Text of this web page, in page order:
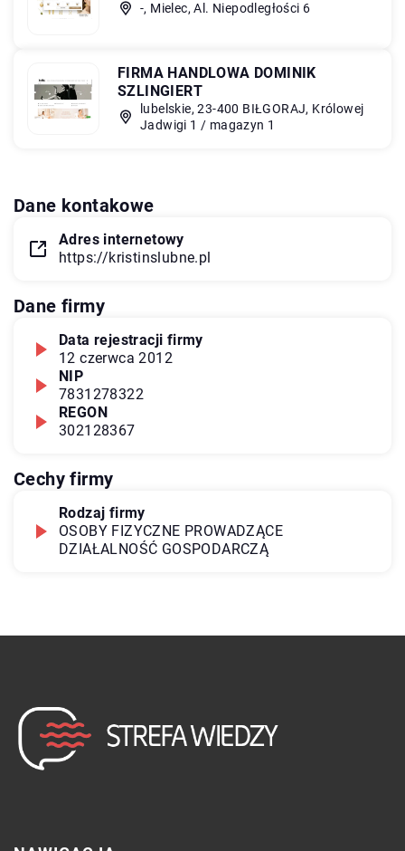
-, Mielec, Al. Niepodległości 6
FIRMA HANDLOWA DOMINIK
SZLINGIERT
lubelskie, 23-400 BIŁGORAJ, Królowej
Jadwigi 1 / magazyn 1
Dane kontakowe
Adres internetowy
https://kristinslubne.pl
Dane firmy
Data rejestracji firmy
12 czerwca 2012
NIP
7831278322
REGON
302128367
Cechy firmy
Rodzaj firmy
OSOBY FIZYCZNE PROWADZĄCE
DZIAŁALNOŚĆ GOSPODARCZĄ